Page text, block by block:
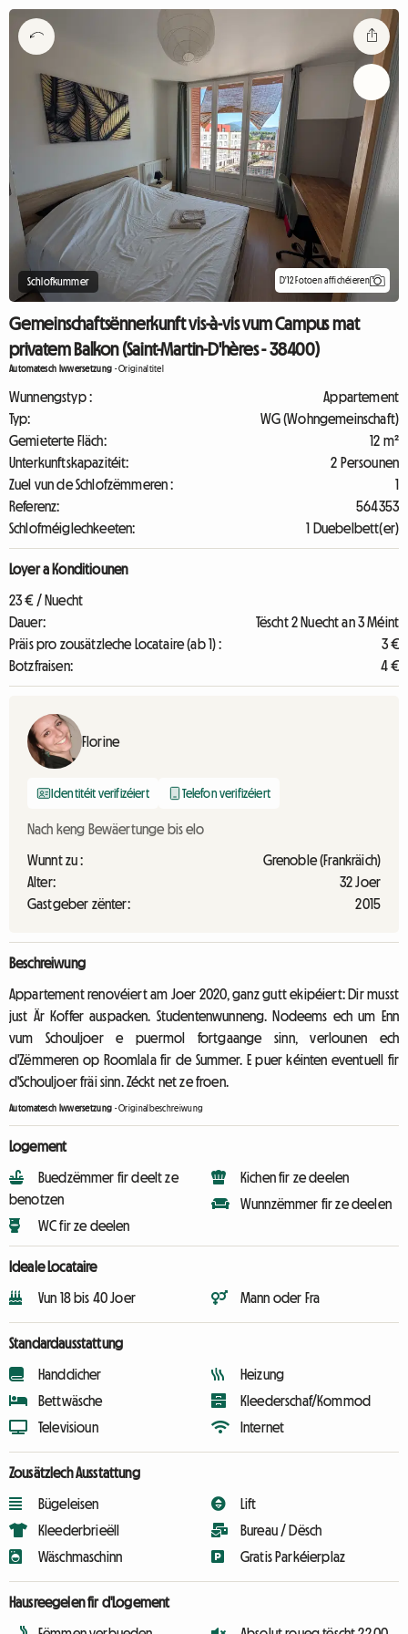
Schlofkummer D'12 Fotoen affichéieren
Gemeinschaftsënnerkunft vis-à-vis vum Campus mat
privatem Balkon (Saint-Martin-D'hères - 38400)
Automatesch Iwwersetzung -Originaltitel
Wunnengstyp :
Appartement
Typ:
WG (Wohngemeinschaft)
Gemieterte Fläch:
12 m²
Unterkunftskapazitéit:
2 Persounen
Zuel vun de Schlofzëmmeren :
1
Referenz:
564353
Schlofméiglechkeeten:
1 Duebelbett(er)
Loyer a Konditiounen
23 € / Nuecht
Dauer:
Tëscht 2 Nuecht an 3 Méint
Präis pro zousätzleche Locataire (ab 1) :
3 €
Botzfraisen:
4 €
Florine
Identitéit verifizéiert Telefon verifizéiert
Nach keng Bewäertunge bis elo
Wunnt zu :
Grenoble (Frankräich)
Alter:
32 Joer
Gastgeber zënter:
2015
Beschreiwung
Appartement renovéiert am Joer 2020, ganz gutt ekipéiert: Dir musst
just Är Koffer auspacken. Studentenwunneng. Nodeems ech um Enn
vum Schouljoer e puermol fortgaange sinn, verlounen ech
d'Zëmmeren op Roomlala fir de Summer. E puer kéinten eventuell fir
d'Schouljoer fräi sinn. Zéckt net ze froen.
Automatesch Iwwersetzung -Originalbeschreiwung
Logement
Buedzëmmer fir deelt ze
benotzen
WC fir ze deelen
Kichen fir ze deelen
Wunnzëmmer fir ze deelen
Ideale Locataire
Vun 18 bis 40 Joer Mann oder Fra
Standardausstattung
Handdicher
Bettwäsche
Televisioun
Heizung
Kleederschaf/Kommod
Internet
Zousätzlech Ausstattung
Bügeleisen
Kleederbrieëll
Wäschmaschinn
Lift
Bureau / Dësch
Gratis Parkéierplaz
Hausreegelen fir d'Logement